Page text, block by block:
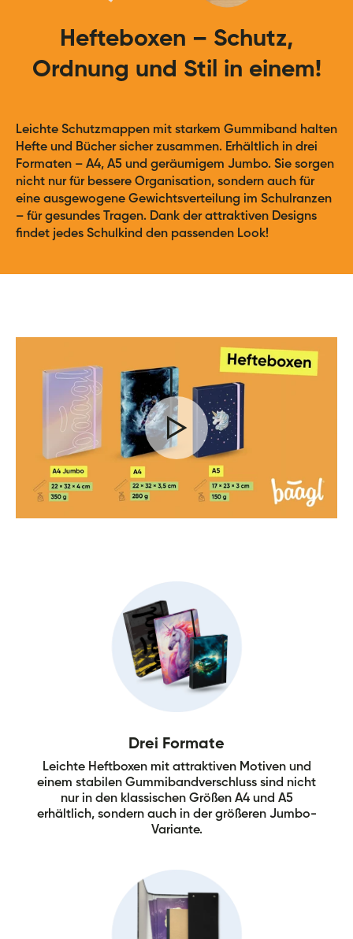
Hefteboxen – Schutz,
Ordnung und Stil in einem!
Leichte Schutzmappen mit starkem Gummiband halten
Hefte und Bücher sicher zusammen. Erhältlich in drei
Formaten – A4, A5 und geräumigem Jumbo. Sie sorgen
nicht nur für bessere Organisation, sondern auch für
eine ausgewogene Gewichtsverteilung im Schulranzen
– für gesundes Tragen. Dank der attraktiven Designs
findet jedes Schulkind den passenden Look!
Drei Formate
Leichte Heftboxen mit attraktiven Motiven und
einem stabilen Gummibandverschluss sind nicht
nur in den klassischen Größen A4 und A5
erhältlich, sondern auch in der größeren Jumbo-
Variante.